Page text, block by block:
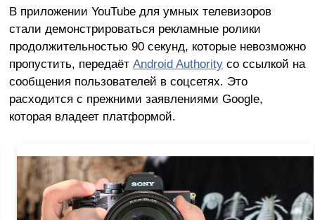
В приложении YouTube для умных телевизоров
стали демонстрироваться рекламные ролики
продолжительностью 90 секунд, которые невозможно
пропустить, передаёт Android Authorityсо ссылкой на
сообщения пользователей в соцсетях. Это
расходится с прежними заявлениями Google,
которая владеет платформой.